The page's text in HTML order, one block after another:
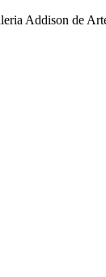
Addison de